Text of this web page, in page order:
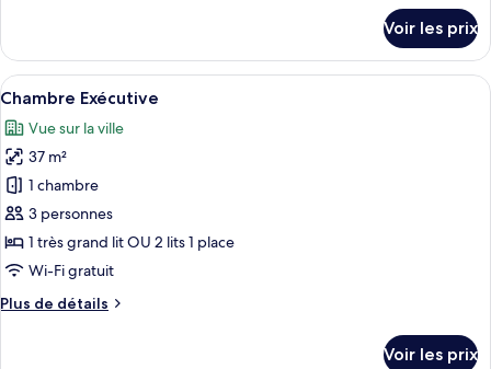
le
type
de
Chambre
Deluxe
Voir les prix
Afficher
toutes
les
photos
pour
ce
type
de
chambre :
Chambre
Une chambre d’hôtel moderne
6
Chambre Exécutive
Vue sur la ville
37 m²
1 chambre
3 personnes
1 très grand lit OU 2 lits 1 place
Wi-Fi gratuit
Plus de détails
Plus
Voir les prix